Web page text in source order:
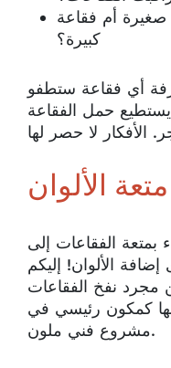
صغيرة أم فقاعة
أي فقاعة ستطفو
حمل الفقاعة
الألوان
بمتعة الفقاعات إلى
الألوان! إليكم
مجرد نفخ الفقاعات
كمكون رئيسي في
مشروع فني ملون.